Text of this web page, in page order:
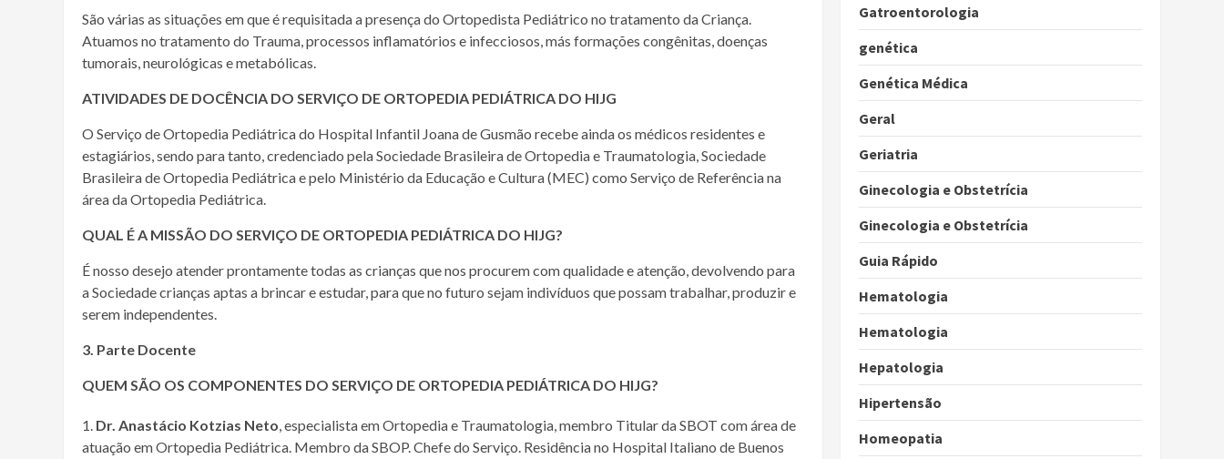
São várias as situações em que é requisitada a presença do Ortopedista Pediátrico no tratamento da Criança.
Atuamos no tratamento do Trauma, processos inflamatórios e infecciosos, más formações congênitas, doenças
tumorais, neurológicas e metabólicas.
ATIVIDADES DE DOCÊNCIA DO SERVIÇO DE ORTOPEDIA PEDIÁTRICA DO HIJG
O Serviço de Ortopedia Pediátrica do Hospital Infantil Joana de Gusmão recebe ainda os médicos residentes e
estagiários, sendo para tanto, credenciado pela Sociedade Brasileira de Ortopedia e Traumatologia, Sociedade
Brasileira de Ortopedia Pediátrica e pelo Ministério da Educação e Cultura (MEC) como Serviço de Referência na
área da Ortopedia Pediátrica.
QUAL É A MISSÃO DO SERVIÇO DE ORTOPEDIA PEDIÁTRICA DO HIJG?
É nosso desejo atender prontamente todas as crianças que nos procurem com qualidade e atenção, devolvendo para
a Sociedade crianças aptas a brincar e estudar, para que no futuro sejam indivíduos que possam trabalhar, produzir e
serem independentes.
3. Parte Docente
QUEM SÃO OS COMPONENTES DO SERVIÇO DE ORTOPEDIA PEDIÁTRICA DO HIJG?
Dr. Anastácio Kotzias Neto, especialista em Ortopedia e Traumatologia, membro Titular da SBOT com área de
atuação em Ortopedia Pediátrica. Membro da SBOP. Chefe do Serviço. Residência no Hospital Italiano de Buenos
Gatroentorologia
genética
Genética Médica
Geral
Geriatria
Ginecologia e Obstetrícia
Ginecologia e Obstetrícia
Guia Rápido
Hematologia
Hematologia
Hepatologia
Hipertensão
Homeopatia